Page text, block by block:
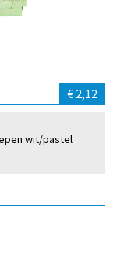
€ 2,12
wit/pastel